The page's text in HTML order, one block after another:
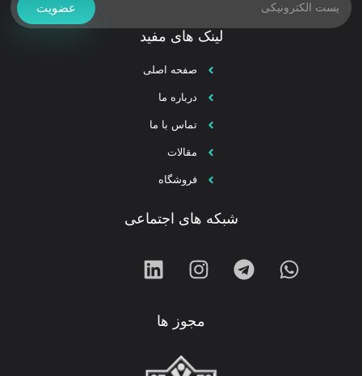
عضویت
لینک های مفید
صفحه اصلی
درباره ما
تماس با ما
مقالات
فروشگاه
شبکه های اجتماعی
مجوز ها